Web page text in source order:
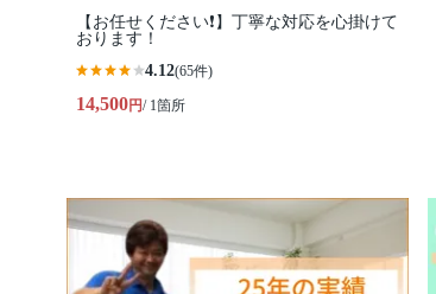
【お任せください❗️】丁寧な対応を心掛けて
おります！
4.12(65件)
14,500円/ 1箇所